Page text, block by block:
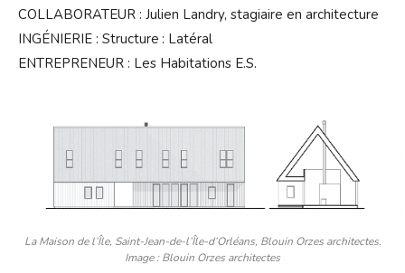
COLLABORATEUR : Julien Landry, stagiaire en architecture
INGÉNIERIE : Structure : Latéral
ENTREPRENEUR : Les Habitations E.S.
La Maison de l’Île, Saint-Jean-de-l’Île-d’Orléans, Blouin Orzes architectes.
Image : Blouin Orzes architectes